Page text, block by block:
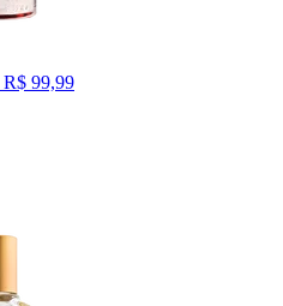
R$ 99,99